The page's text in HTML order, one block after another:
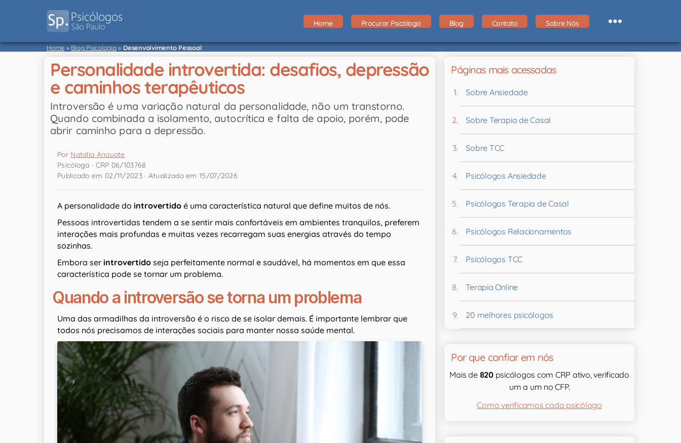
Home Procurar Psicólogo Blog Contato Sobre Nós
Home»Blog Psicologia»Desenvolvimento Pessoal
Personalidade introvertida: desafios, depressão
e caminhos terapêuticos
Introversão é uma variação natural da personalidade, não um transtorno.
Quando combinada a isolamento, autocrítica e falta de apoio, porém, pode
abrir caminho para a depressão.
Por Natalia Anauate
Psicóloga · CRP 06/103768
Publicado em 02/11/2023 · Atualizado em 15/07/2026
A personalidade do introvertido é uma característica natural que define muitos de nós.
Pessoas introvertidas tendem a se sentir mais confortáveis em ambientes tranquilos, preferem
interações mais profundas e muitas vezes recarregam suas energias através do tempo
sozinhas.
Embora ser introvertido seja perfeitamente normal e saudável, há momentos em que essa
característica pode se tornar um problema.
Quando a introversão se torna um problema
Uma das armadilhas da introversão é o risco de se isolar demais. É importante lembrar que
todos nós precisamos de interações sociais para manter nossa saúde mental.
Páginas mais acessadas
Sobre Ansiedade
Sobre Terapia de Casal
Sobre TCC
Psicólogos Ansiedade
Psicólogos Terapia de Casal
Psicólogos Relacionamentos
Psicólogos TCC
Terapia Online
20 melhores psicólogos
Por que confiar em nós
Mais de 820psicólogos com CRP ativo, verificado
um a um no CFP.
Como verificamos cada psicólogo